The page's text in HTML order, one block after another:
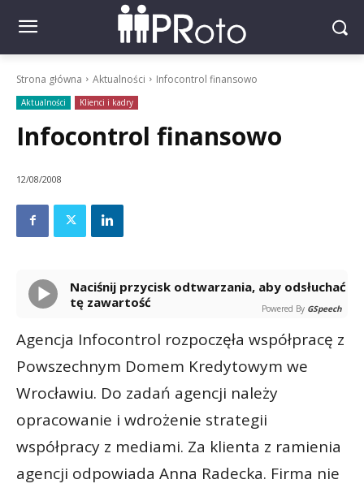
Strona główna Aktualności Infocontrol finansowo
Aktualności Klienci i kadry
Infocontrol finansowo
12/08/2008
Naciśnij przycisk odtwarzania, aby odsłuchać
tę zawartość
Powered By GSpeech
Agencja Infocontrol rozpoczęła współpracę z
Powszechnym Domem Kredytowym we
Wrocławiu. Do zadań agencji należy
opracowanie i wdrożenie strategii
współpracy z mediami. Za klienta z ramienia
agencji odpowiada Anna Radecka. Firma nie